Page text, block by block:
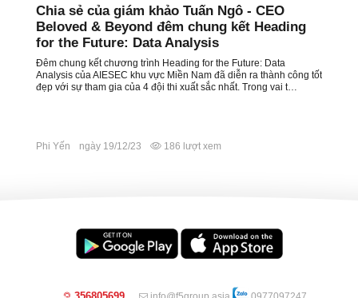
Chia sẻ của giám khảo Tuấn Ngô - CEO
Beloved & Beyond đêm chung kết Heading
for the Future: Data Analysis
Đêm chung kết chương trình Heading for the Future: Data
Analysis của AIESEC khu vực Miền Nam đã diễn ra thành công tốt
đẹp với sự tham gia của 4 đội thi xuất sắc nhất. Trong vai t…
Phi Yến ngày 19/12/23 186 lượt xem